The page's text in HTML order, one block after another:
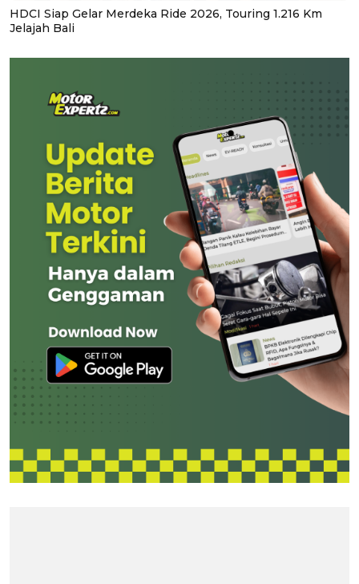
HDCI Siap Gelar Merdeka Ride 2026, Touring 1.216 Km
Jelajah Bali